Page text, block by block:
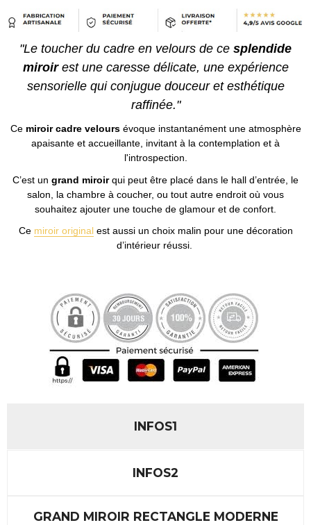
"Le toucher du cadre en velours de ce splendide
miroirest une caresse délicate, une expérience
sensorielle qui conjugue douceur et esthétique
raffinée."
Ce miroir cadre veloursévoque instantanément une atmosphère
apaisante et accueillante, invitant à la contemplation et à
l'introspection.
C’est un grand miroirqui peut être placé dans le hall d’entrée, le
salon, la chambre à coucher, ou tout autre endroit où vous
souhaitez ajouter une touche de glamour et de confort.
Ce miroir originalest aussi un choix malin pour une décoration
d’intérieur réussi.
INFOS1
INFOS2
GRAND MIROIR RECTANGLE MODERNE